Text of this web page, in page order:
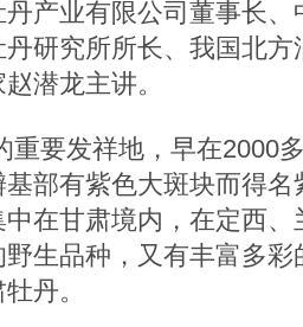
产业有限公司董事长
研究所所长、我国北
潜龙主讲。
重要发祥地，早在2000
部有紫色大斑块而得
在甘肃境内，在定西
生品种，又有丰富多
丹。